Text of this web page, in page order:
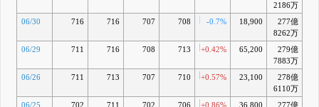
2186万
06/30 716 716 707 708 -0.7% 18,900
277億
8262万
06/29 711 716 708 713 +0.42% 65,200
279億
7883万
06/26 711 713 707 710 +0.57% 23,100
278億
6110万
06/25 702 711 702 706 +0.86% 36,800
277億